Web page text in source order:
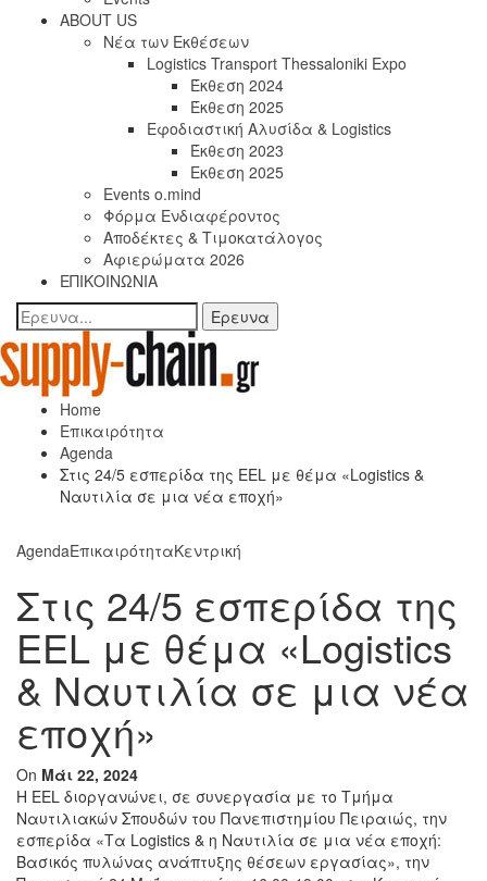
ABOUT US
Νέα των Εκθέσεων
Logistics Transport Thessaloniki Expo
Έκθεση 2024
Έκθεση 2025
Εφοδιαστική Αλυσίδα & Logistics
Έκθεση 2023
Εκθεση 2025
Events o.mind
Φόρμα Ενδιαφέροντος
Αποδέκτες & Τιμοκατάλογος
Αφιερώματα 2026
ΕΠΙΚΟΙΝΩΝΙΑ
Home
Επικαιρότητα
Agenda
Στις 24/5 εσπερίδα της EEL με θέμα «Logistics &
Ναυτιλία σε μια νέα εποχή»
AgendaΕπικαιρότηταΚεντρική
Στις 24/5 εσπερίδα της
EEL με θέμα «Logistics
& Ναυτιλία σε μια νέα
εποχή»
On Μάι 22, 2024
H EEL διοργανώνει, σε συνεργασία με το Τμήμα
Ναυτιλιακών Σπουδών του Πανεπιστημίου Πειραιώς, την
εσπερίδα «Τα Logistics & η Ναυτιλία σε μια νέα εποχή:
Βασικός πυλώνας ανάπτυξης θέσεων εργασίας», την